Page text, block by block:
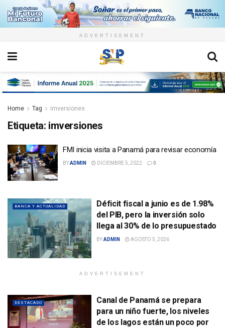
ADVERTISEMENT
Home Tag imversiones
Etiqueta: imversiones
FMI inicia visita a Panamá para revisar economía
BYADMIN DICIEMBRE 5, 2022 0
BANCA Y ACTUALIDAD
Déficit fiscal a junio es de 1.98%
del PIB, pero la inversión solo
llega al 30% de lo presupuestado
BYADMIN AGOSTO 5, 2026
ADVERTISEMENT
DESTACADO
Canal de Panamá se prepara
para un niño fuerte, los niveles
de los lagos están un poco por